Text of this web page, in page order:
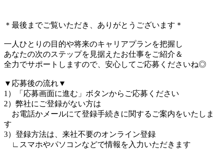
＊最後までご覧いただき、ありがとうございます＊
一人ひとりの目的や将来のキャリアプランを把握し
あなたの次のステップを見据えたお仕事をご紹介＆
全力でサポートしますので、安心してご応募くださいね◎
▼応募後の流れ▼
1）「応募画面に進む」ボタンからご応募ください
2）弊社にご登録がない方は
お電話かメールにて登録手続きに関するご案内をいたしま
す
3）登録方法は、来社不要のオンライン登録
∟スマホやパソコンなどで情報を入力いただきます